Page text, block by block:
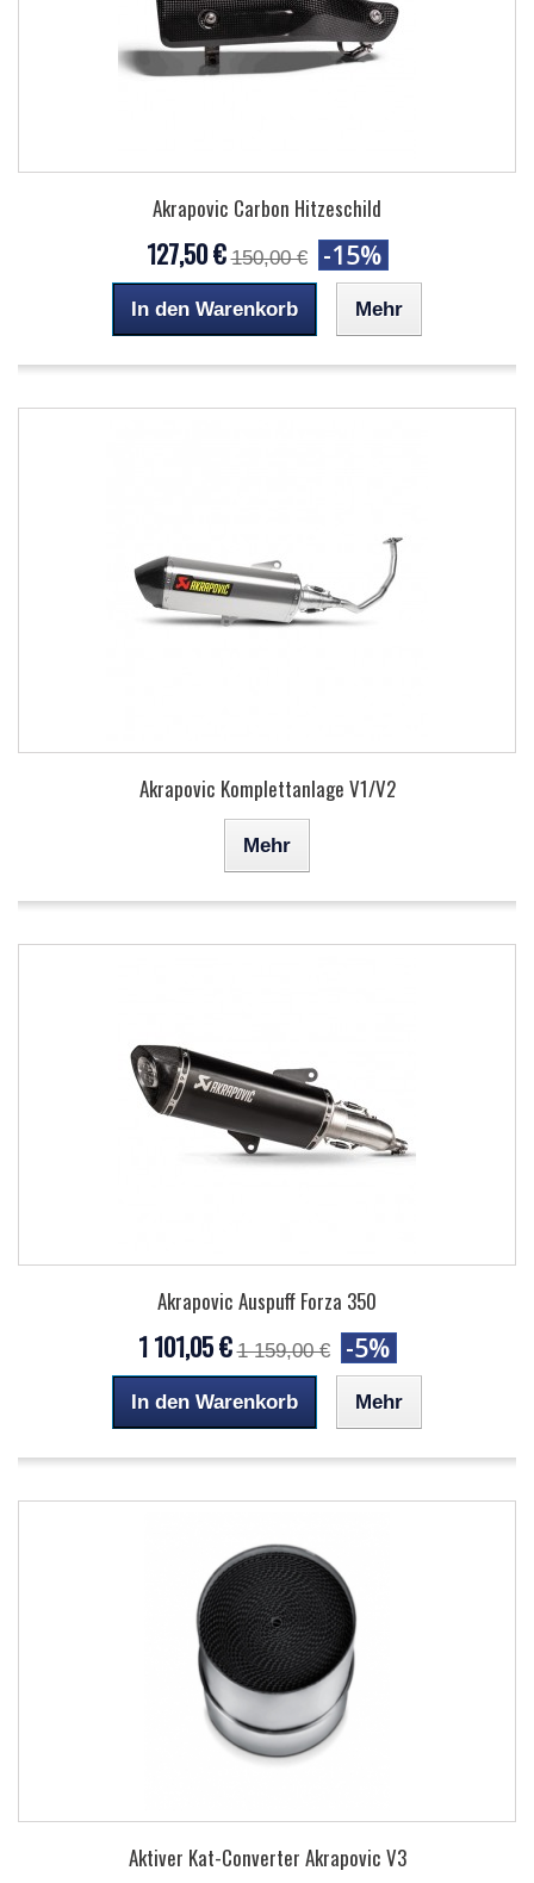
Akrapovic Carbon Hitzeschild
127,50 € 150,00 € -15%
In den Warenkorb Mehr
Akrapovic Komplettanlage V1/V2
Mehr
Akrapovic Auspuff Forza 350
1 101,05 € 1 159,00 € -5%
In den Warenkorb Mehr
Aktiver Kat-Converter Akrapovic V3